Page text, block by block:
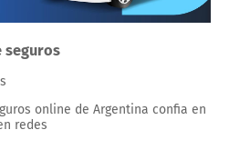
seguros
online de Argentina confia en
redes